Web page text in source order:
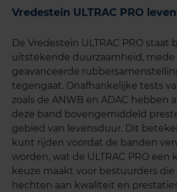
Vredestein ULTRAC PRO
De Vredestein ULTRAC PRO staat
uitstekende duurzaamheid, mede
geavanceerde
tegengaat. Onafhankelijke tests
zoals de ANWB en ADAC hebben
deze band bovengemiddeld
gebied van levensduur. Dit
kunt rijden voordat de banden
worden, wat de ULTRAC PRO
keuze maakt voor bestuurders die
hechten aan kwaliteit en